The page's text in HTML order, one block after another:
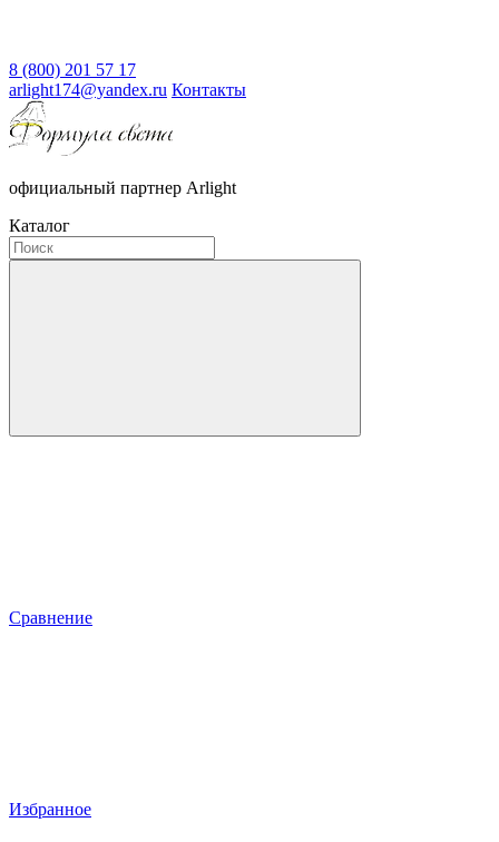
8 (800) 201 57 17
arlight174@yandex.ru Контакты
официальный партнер Arlight
Каталог
Сравнение
Избранное